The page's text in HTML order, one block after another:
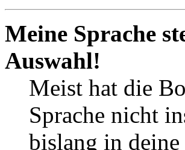
Meine Sprache
Auswahl!
Meist hat die
Sprache nicht
bislang in deine